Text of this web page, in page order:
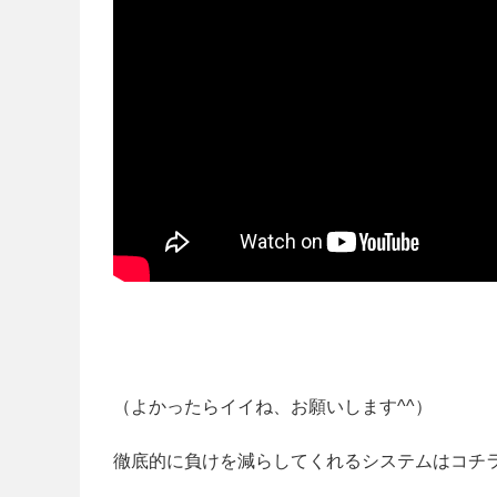
（よかったらイイね、お願いします^^）
徹底的に負けを減らしてくれるシステムはコチ